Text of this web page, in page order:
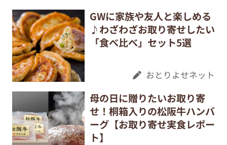
GWに家族や友人と楽しめる
♪わざわざお取り寄せしたい
「食べ比べ」セット5選
おとりよせネット
母の日に贈りたいお取り寄
せ！桐箱入りの松阪牛ハンバ
ーグ【お取り寄せ実食レポー
ト】